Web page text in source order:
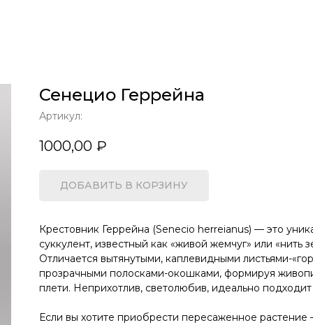
Сенецио Геррейна
Артикул:
1000,00 ₽
ДОБАВИТЬ В КОРЗИНУ
Крестовник Геррейна (Senecio herreianus) — это
суккулент, известный как «живой жемчуг» или «нить
Отличается вытянутыми, каплевидными листьями-
прозрачными полосками-окошками, формируя
плети. Неприхотлив, светолюбив, идеально
Если вы хотите приобрести пересаженное